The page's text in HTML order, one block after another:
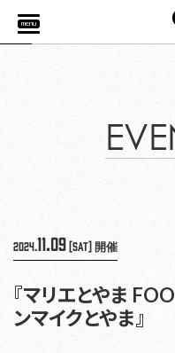
menu
2024.11.09[Sat]開催
『マリエとやま
ンマイクとやま』